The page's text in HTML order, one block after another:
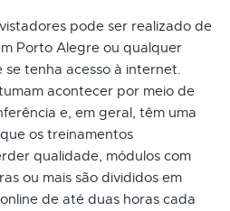
pode ser realizado de
Porto Alegre ou qualquer
tenha acesso à internet.
acontecer por meio de
e, em geral, têm uma
os treinamentos
qualidade, módulos com
ou mais são divididos em
de até duas horas cada